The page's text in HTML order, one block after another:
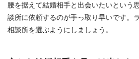
腰を据えて結婚相手と出会いたいという
談所に依頼するのが手っ取り早いです。
相談所を選ぶようにしましょう。